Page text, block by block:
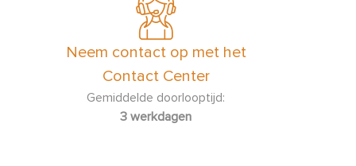
Neem contact op met het
Contact Center
Gemiddelde doorlooptijd:
3 werkdagen